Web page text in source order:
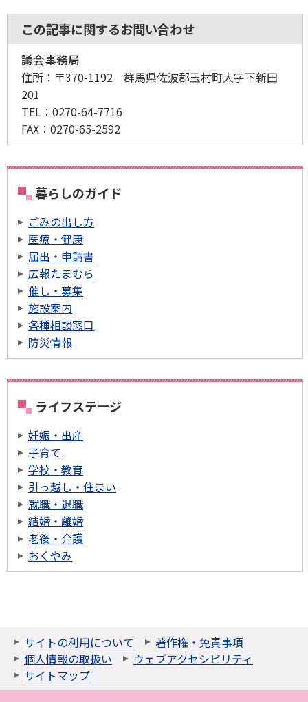
この記事に関するお問い合わせ
議会事務局
住所： 〒370-1192 群馬県佐波郡玉村町大字下新田
201
TEL： 0270-64-7716
FAX： 0270-65-2592
暮らしのガイド
ごみの出し方
医療・健康
届出・申請書
広報たまむら
催し・募集
施設案内
各種相談窓口
防災情報
ライフステージ
妊娠・出産
子育て
学校・教育
引っ越し・住まい
就職・退職
結婚・離婚
老後・介護
おくやみ
サイトの利用について
著作権・免責事項
個人情報の取扱い
ウェブアクセシビリティ
サイトマップ